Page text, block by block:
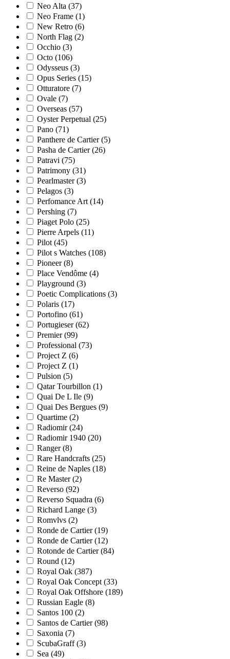
Neo Alta (37)
Neo Frame (1)
New Retro (6)
North Flag (2)
Occhio (3)
Octo (106)
Odysseus (3)
Opus Series (15)
Otturatore (7)
Ovale (7)
Overseas (57)
Oyster Perpetual (25)
Pano (71)
Panthere de Cartier (5)
Pasha de Cartier (26)
Patravi (75)
Patrimony (31)
Pearlmaster (3)
Pelagos (3)
Perfomance Art (14)
Pershing (7)
Piaget Polo (25)
Pierre Arpels (11)
Pilot (45)
Pilot s Watches (108)
Pioneer (8)
Place Vendôme (4)
Playground (3)
Poetic Complications (3)
Polaris (17)
Portofino (61)
Portugieser (62)
Premier (99)
Professional (73)
Project Z (6)
Project Z (1)
Pulsion (5)
Qatar Tourbillon (1)
Quai De L Ile (9)
Quai Des Bergues (9)
Quartime (2)
Radiomir (24)
Radiomir 1940 (20)
Ranger (8)
Rare Handcrafts (25)
Reine de Naples (18)
Re Master (2)
Reverso (92)
Reverso Squadra (6)
Richard Lange (3)
Romvlvs (2)
Ronde de Cartier (19)
Ronde de Cartier (12)
Rotonde de Cartier (84)
Round (12)
Royal Oak (387)
Royal Oak Concept (33)
Royal Oak Offshore (189)
Russian Eagle (8)
Santos 100 (2)
Santos de Cartier (98)
Saxonia (7)
ScubaGraff (3)
Sea (49)